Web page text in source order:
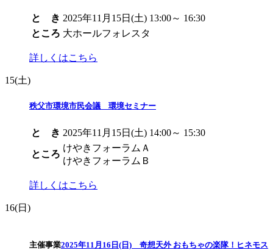
と き 2025年11月15日(土) 13:00～ 16:30
ところ 大ホールフォレスタ
詳しくはこちら
15(土)
秩父市環境市民会議 環境セミナー
と き 2025年11月15日(土) 14:00～ 15:30
ところ
けやきフォーラムＡ
けやきフォーラムＢ
詳しくはこちら
16(日)
主催事業2025年11月16日(日) 奇想天外 おもちゃの楽隊！ヒネモス